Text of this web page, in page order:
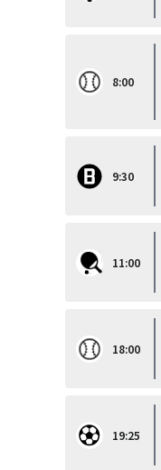
8:00
9:30
11:00
18:00
19:25